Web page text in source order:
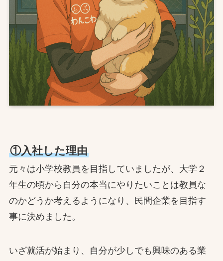
①入社した理由
元々は小学校教員を目指していましたが、大学２
年生の頃から自分の本当にやりたいことは教員な
のかどうか考えるようになり、民間企業を目指す
事に決めました。
いざ就活が始まり、自分が少しでも興味のある業